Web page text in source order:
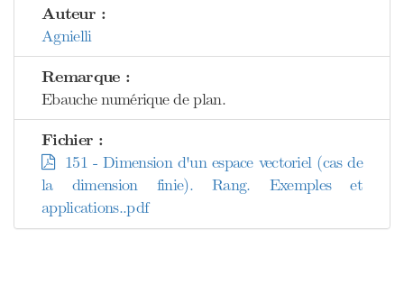
Auteur :
Agnielli
Remarque :
Ebauche numérique de plan.
Fichier :
151 - Dimension d'un espace vectoriel (cas de
la dimension finie). Rang. Exemples et
applications..pdf